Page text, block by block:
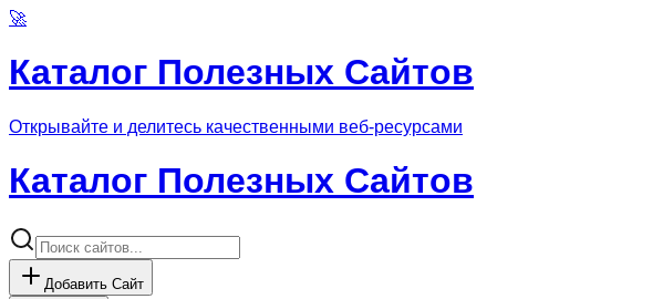
🚀
Каталог Полезных Сайтов
Открывайте и делитесь качественными веб-ресурсами
Каталог Полезных Сайтов
Добавить Сайт